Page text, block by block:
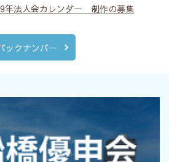
9年法人会カレンダー 制作の募集
ックナンバー